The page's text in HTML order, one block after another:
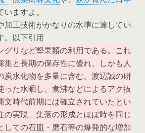
ますよ。
加工技術がかなりの水準に達してい
。以下引用
グリなど堅果類の利用である。これ
集と長期の保存性に優れ、しかも人
炭水化物を多量に含む。渡辺誠の研
った水晒し、煮沸などによるアク抜
文時代前期には確立されていたとい
の実現、集落の形成とほぼ時を同じ
しての石皿・磨石等の爆発的な増加